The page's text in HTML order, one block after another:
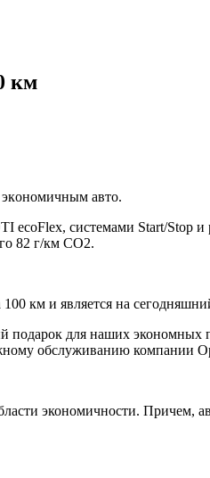
км
экoнoмичным авто.
ecoFlex, системами Start/
82 г/км СО2.
км и является на
подарок для наших
обслуживанию компании
экономичности. Причем,